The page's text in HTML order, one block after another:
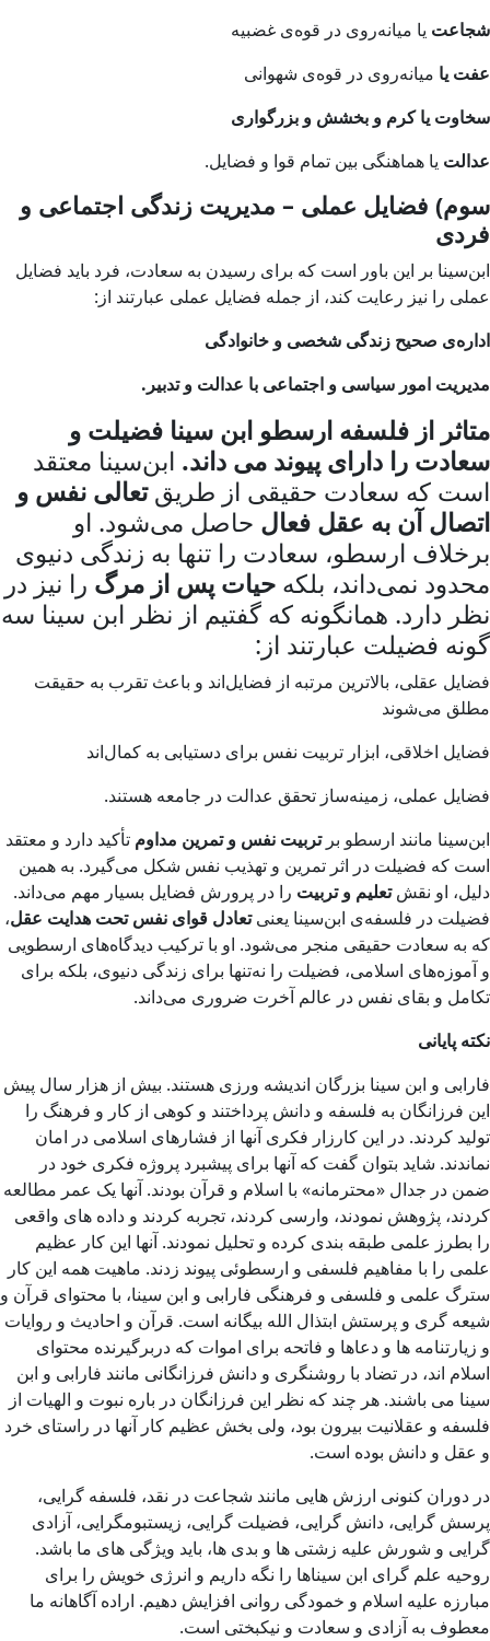
شجاعت یا میانه‌روی در قوه‌ی غضبیه
عفت یا میانه‌روی در قوه‌ی شهوانی
سخاوت یا کرم و بخشش و بزرگواری
عدالت یا هماهنگی بین تمام قوا و فضایل.
سوم) فضایل عملی – مدیریت زندگی اجتماعی و
فردی
ابن‌سینا بر این باور است که برای رسیدن به سعادت، فرد باید فضایل
عملی را نیز رعایت کند، از جمله فضایل عملی عبارتند از:
اداره‌ی صحیح زندگی شخصی و خانوادگی
مدیریت امور سیاسی و اجتماعی با عدالت و تدبیر.
متاثر از فلسفه ارسطو ابن سینا فضیلت و
سعادت را دارای پیوند می داند. ابن‌سینا معتقد
است که سعادت حقیقی از طریقتعالی نفس و
اتصال آن به عقل فعال حاصل می‌شود. او
برخلاف ارسطو، سعادت را تنها به زندگی دنیوی
محدود نمی‌داند، بلکه حیات پس از مرگ را نیز در
نظر دارد. همانگونه که گفتیم از نظر ابن سینا سه
گونه فضیلت عبارتند از:
فضایل عقلی، بالاترین مرتبه از فضایل‌اند و باعث تقرب به حقیقت
مطلق می‌شوند
فضایل اخلاقی، ابزار تربیت نفس برای دستیابی به کمال‌اند
فضایل عملی، زمینه‌ساز تحقق عدالت در جامعه هستند.
ابن‌سینا مانند ارسطو برتربیت نفس و تمرین مداوم تأکید دارد و معتقد
است که فضیلت در اثر تمرین و تهذیب نفس شکل می‌گیرد. به همین
دلیل، او نقشتعلیم و تربیت را در پرورش فضایل بسیار مهم می‌داند.
فضیلت در فلسفه‌ی ابن‌سینا یعنیتعادل قوای نفس تحت هدایت عقل،
که به سعادت حقیقی منجر می‌شود. او با ترکیب دیدگاه‌های ارسطویی
و آموزه‌های اسلامی، فضیلت را نه‌تنها برای زندگی دنیوی، بلکه برای
تکامل و بقای نفس در عالم آخرت ضروری می‌داند.
نکته پایانی
فارابی و ابن سینا بزرگان اندیشه ورزی هستند. بیش از هزار سال پیش
این فرزانگان به فلسفه و دانش پرداختند و کوهی از کار و فرهنگ را
تولید کردند. در این کارزار فکری آنها از فشارهای اسلامی در امان
نماندند. شاید بتوان گفت که آنها برای پیشبرد پروژه فکری خود در
ضمن در جدال «محترمانه» با اسلام و قرآن بودند. آنها یک عمر مطالعه
کردند، پژوهش نمودند، وارسی کردند، تجربه کردند و داده های واقعی
را بطرز علمی طبقه بندی کرده و تحلیل نمودند. آنها این کار عظیم
علمی را با مفاهیم فلسفی و ارسطوئی پیوند زدند. ماهیت همه این کار
سترگ علمی و فلسفی و فرهنگی فارابی و ابن سینا، با محتوای قرآن و
شیعه گری و پرستش ابتذال الله بیگانه است. قرآن و احادیث و روایات
و زیارتنامه ها و دعاها و فاتحه برای اموات که دربرگیرنده محتوای
اسلام اند، در تضاد با روشنگری و دانش فرزانگانی مانند فارابی و ابن
سینا می باشند. هر چند که نظر این فرزانگان در باره نبوت و الهیات از
فلسفه و عقلانیت بیرون بود، ولی بخش عظیم کار آنها در راستای خرد
و عقل و دانش بوده است.
در دوران کنونی ارزش هایی مانند شجاعت در نقد، فلسفه گرایی،
پرسش گرایی، دانش گرایی، فضیلت گرایی، زیستبومگرایی، آزادی
گرایی و شورش علیه زشتی ها و بدی ها، باید ویژگی های ما باشد.
روحیه علم گرای ابن سیناها را نگه داریم و انرژی خویش را برای
مبارزه علیه اسلام و خمودگی روانی افزایش دهیم. اراده آگاهانه ما
معطوف به آزادی و سعادت و نیکبختی است.